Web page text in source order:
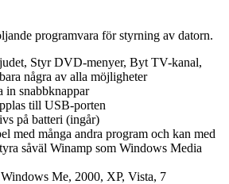
programvara för styrning av datorn.
Styr DVD-menyer, Byt TV-kanal,
några av alla möjligheter
in snabbknappar
till USB-porten
på batteri (ingår)
med många andra program och kan med
såväl Winamp som Windows Media
Me, 2000, XP, Vista, 7